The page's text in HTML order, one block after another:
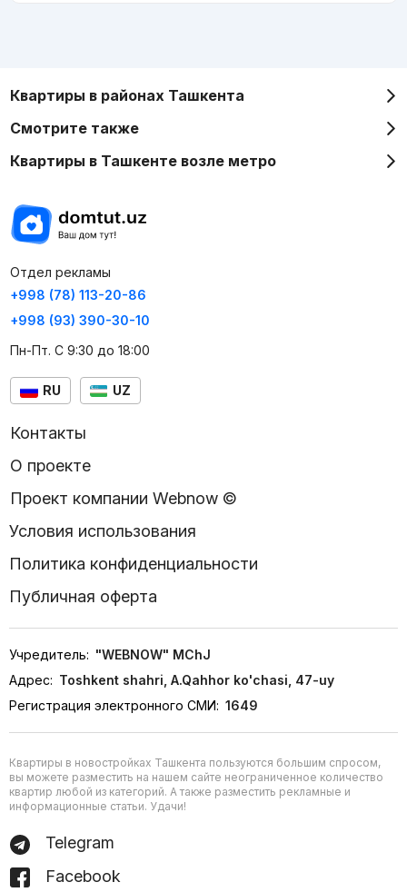
Квартиры в районах Ташкента
Смотрите также
Квартиры в Ташкенте возле метро
Отдел рекламы
+998 (78) 113-20-86
+998 (93) 390-30-10
Пн-Пт. С 9:30 до 18:00
RU UZ
Контакты
О проекте
Проект компании Webnow ©
Условия использования
Политика конфиденциальности
Публичная оферта
Учредитель: "WEBNOW" MChJ
Адрес: Toshkent shahri, A.Qahhor ko'chasi, 47-uy
Регистрация электронного СМИ: 1649
Квартиры в новостройках Ташкента пользуются большим спросом,
вы можете разместить на нашем сайте неограниченное количество
квартир любой из категорий. А также разместить рекламные и
информационные статьи. Удачи!
Telegram
Facebook